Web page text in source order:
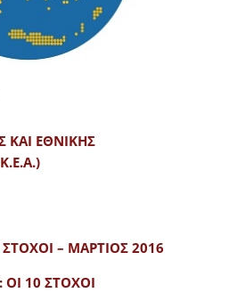
ΕΘΝΙΚΗΣ
– ΜΑΡΤΙΟΣ 2016
ΟΙ 10 ΣΤΟΧΟΙ